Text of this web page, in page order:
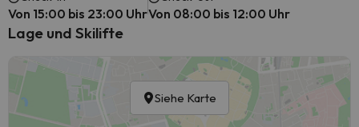
Von 15:00 bis 23:00 UhrVon 08:00 bis 12:00 Uhr
Lage und Skilifte
Siehe Karte